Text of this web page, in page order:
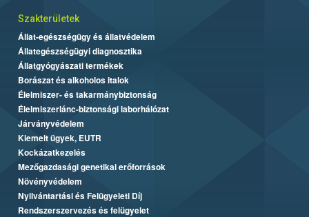
Szakterületek
Állat-egészségügy és állatvédelem
Állategészségügyi diagnosztika
Állatgyógyászati termékek
Borászat és alkoholos italok
Élelmiszer- és takarmánybiztonság
Élelmiszerlánc-biztonsági laborhálózat
Járványvédelem
Kiemelt ügyek, EUTR
Kockázatkezelés
Mezőgazdasági genetikai erőforrások
Növényvédelem
Nyilvántartási és Felügyeleti Díj
Rendszerszervezés és felügyelet